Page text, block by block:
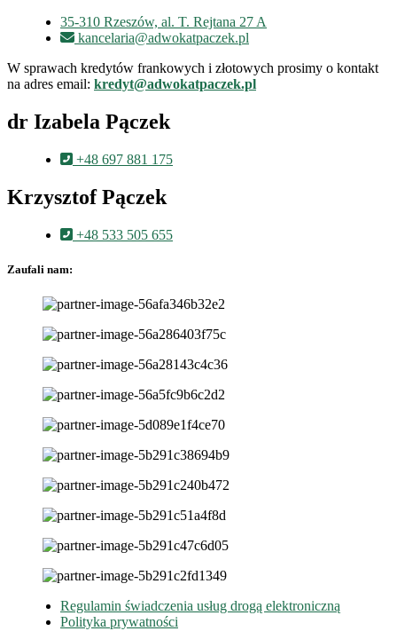
35-310 Rzeszów, al. T. Rejtana 27 A
kancelaria@adwokatpaczek.pl
W sprawach kredytów frankowych i złotowych prosimy o kontakt
na adres email: kredyt@adwokatpaczek.pl
dr Izabela Pączek
+48 697 881 175
Krzysztof Pączek
+48 533 505 655
Zaufali nam:
Regulamin świadczenia usług drogą elektroniczną
Polityka prywatności